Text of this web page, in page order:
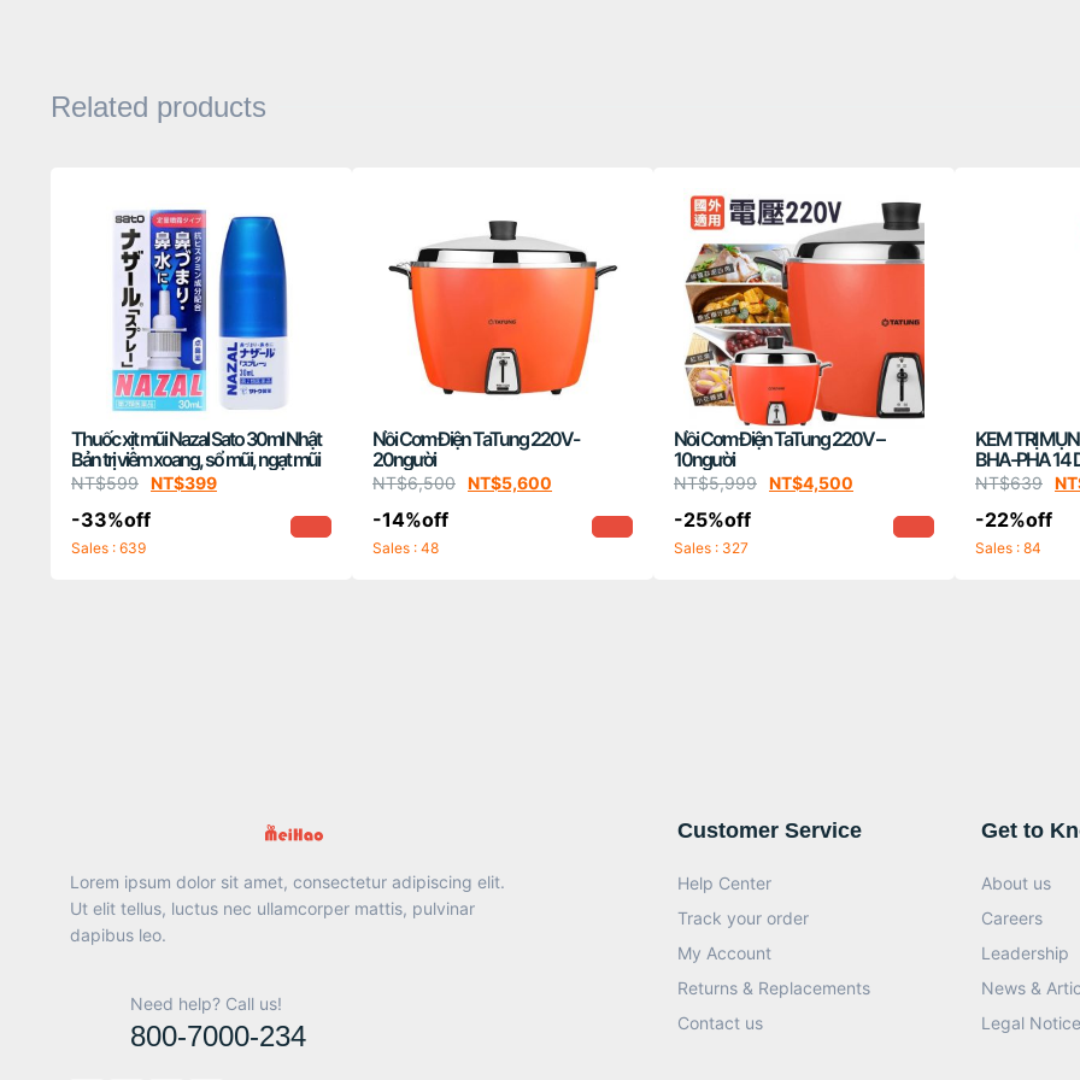
Related products
Thuốc xịt mũi Nazal Sato 30ml Nhật
Bản trị viêm xoang, sổ mũi, ngạt mũi
NT$599 NT$399
-33%off
Sales : 639
Nồi Cơm Điện TaTung 220V-
20người
NT$6,500 NT$5,600
-14%off
Sales : 48
Nồi Cơm Điện TaTung 220V –
10người
NT$5,999 NT$4,500
-25%off
Sales : 327
KEM TRỊ
BHA-PHA 14
MIRACLE
NT$639
-22%off
Sales : 84
Lorem ipsum dolor sit amet, consectetur adipiscing elit.
Ut elit tellus, luctus nec ullamcorper mattis, pulvinar
dapibus leo.
Need help? Call us!
800-7000-234
Customer Service
Help Center
Track your order
My Account
Returns & Replacements
Contact us
Get to
About us
Careers
Leadership
News &
Legal Notice